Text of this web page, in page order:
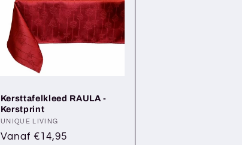
Kersttafelkleed RAULA -
Kerstprint
Verkoper:
UNIQUE LIVING
Normale
Vanaf €14,95